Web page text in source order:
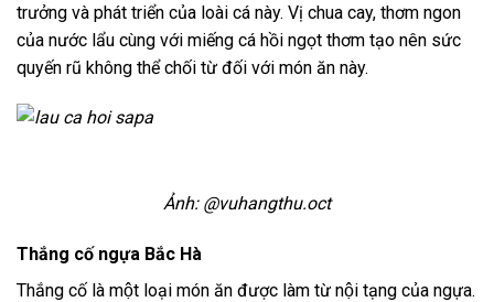
trưởng và phát triển của loài cá này. Vị chua cay, thơm ngon
của nước lẩu cùng với miếng cá hồi ngọt thơm tạo nên sức
quyến rũ không thể chối từ đối với món ăn này.
Ảnh: @vuhangthu.oct
Thắng cố ngựa Bắc Hà
Thắng cố là một loại món ăn được làm từ nội tạng của ngựa.